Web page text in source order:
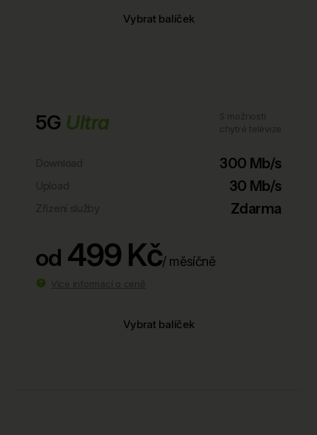
Vybrat balíček
5G Ultra
300 Mb/s
30 Mb/s
Zdarma
od 499 Kč/ měsíčně
Vybrat balíček